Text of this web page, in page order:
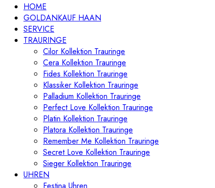
HOME
GOLDANKAUF HAAN
SERVICE
TRAURINGE
Cilor Kollektion Trauringe
Cera Kollektion Trauringe
Fides Kollektion Trauringe
Klassiker Kollektion Trauringe
Palladium Kollektion Trauringe
Perfect Love Kollektion Trauringe
Platin Kollektion Trauringe
Platora Kollektion Trauringe
Remember Me Kollektion Trauringe
Secret Love Kollektion Trauringe
Sieger Kollektion Trauringe
UHREN
Festina Uhren